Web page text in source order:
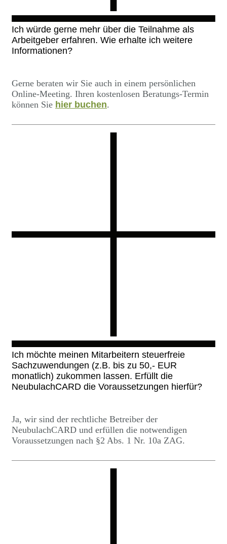
Ich würde gerne mehr über die Teilnahme als
Arbeitgeber erfahren. Wie erhalte ich weitere
Informationen?
Gerne beraten wir Sie auch in einem persönlichen
Online-Meeting. Ihren kostenlosen Beratungs-Termin
können Sie hier buchen.
Ich möchte meinen Mitarbeitern steuerfreie
Sachzuwendungen (z.B. bis zu 50,- EUR
monatlich) zukommen lassen. Erfüllt die
NeubulachCARD die Voraussetzungen hierfür?
Ja, wir sind der rechtliche Betreiber der
NeubulachCARD und erfüllen die notwendigen
Voraussetzungen nach §2 Abs. 1 Nr. 10a ZAG.